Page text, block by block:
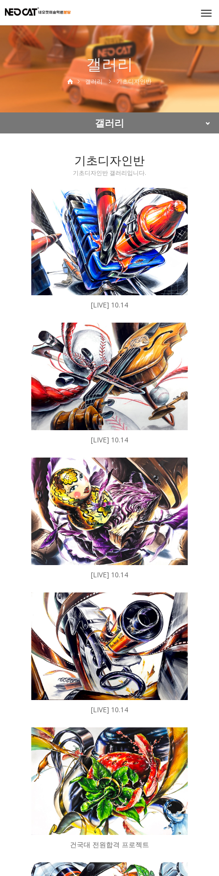
갤러리
갤러리 기초디자인반
갤러리
기초디자인반
기초디자인반 갤러리입니다.
[LIVE] 10.14
[LIVE] 10.14
[LIVE] 10.14
[LIVE] 10.14
건국대 전원합격 프로젝트